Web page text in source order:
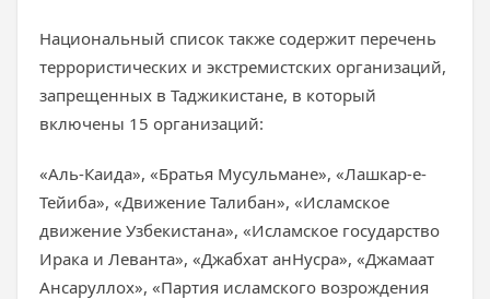
Национальный список также содержит перечень
террористических и экстремистских организаций,
запрещенных в Таджикистане, в который
включены 15 организаций:
«Аль-Каида», «Братья Мусульмане», «Лашкар-е-
Тейиба», «Движение Талибан», «Исламское
движение Узбекистана», «Исламское государство
Ирака и Леванта», «Джабхат анНусра», «Джамаат
Ансаруллох», «Партия исламского возрождения